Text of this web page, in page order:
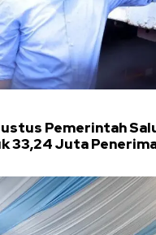
Pemerintah
33,24 Juta